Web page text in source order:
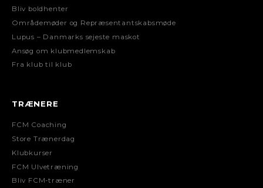
Bliv boldhenter
Områdemøder og Repræsentantskabsmøde
Lupus – Danmarks sejeste maskot
Ansøg om klubmedlemskab
Fra klub til klub
TRÆNERE
FCM Coaching
Store Trænerdag
Klubkurser
FCM Ulvetræning
Bliv FCM-træner